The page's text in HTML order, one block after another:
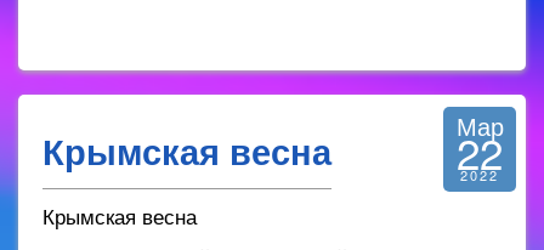
Крымская весна Мар
22
2022
Крымская весна